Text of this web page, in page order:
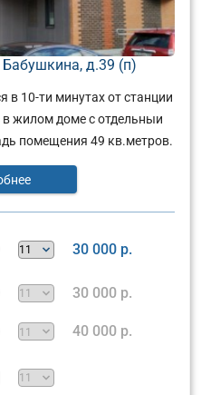
д.39 (п)
в 10-ти минутах от станции
жилом доме с отдельныи
помещения 49 кв.метров.
30 000 р.
30 000 р.
40 000 р.